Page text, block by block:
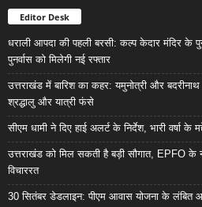
Editor Desk
धराली आपदा की पहली बरसी: कल्प केदार मंदिर के
पुनर्वास को मिलेगी नई रफ्तार
उत्तराखंड में बारिश का कहर: यमुनोत्री और
श्रद्धालु और यात्री फंसे
सीएम धामी ने दिए हाई अलर्ट के निर्देश, भारी वर्षा के
उत्तराखंड को मिल सकती है बड़ी सौगात, EPFO के
विचाररत
30 सितंबर डेडलाइन: पीएम आवास योजना के लंबित